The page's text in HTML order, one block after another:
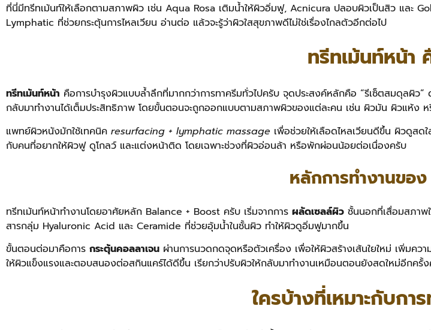
ที่นี่มีทรีทเม้นท์ให้เลือกตามสภาพผิว เช่น Aqua Rosa เติมน้ำให้ผิวอิ่มฟู, Acnicura ปลอบผิวเป็นสิว และ
Lymphatic ที่ช่วยกระตุ้นการไหลเวียน อ่านต่อ แล้วจะรู้ว่าผิวใสสุขภาพดีไม่ใช่เรื่องไกลตัวอีกต่อไป
ทรีทเม้นท์หน้า
ทรีทเม้นท์หน้า คือการบำรุงผิวแบบล้ำลึกที่มากกว่าการทาครีมทั่วไปครับ จุดประสงค์หลักคือ “รีเซ็ตสมดุลผิว
กลับมาทำงานได้เต็มประสิทธิภาพ โดยขั้นตอนจะถูกออกแบบตามสภาพผิวของแต่ละคน เช่น ผิวมัน ผิวแห้ง
แพทย์ผิวหนังมักใช้เทคนิค resurfacing + lymphatic massage เพื่อช่วยให้เลือดไหลเวียนดีขึ้น ผิวดูสด
กับคนที่อยากให้ผิวฟู ดูโกลว์ และแต่งหน้าติด โดยเฉพาะช่วงที่ผิวอ่อนล้า หรือพักผ่อนน้อยต่อเนื่องครับ
หลักการทำงานขอ
ทรีทเม้นท์หน้าทำงานโดยอาศัยหลัก Balance + Boost ครับ เริ่มจากการ ผลัดเซลล์ผิว ชั้นนอกที่เสื่อมสภาพ
สารกลุ่ม Hyaluronic Acid และ Ceramide ที่ช่วยอุ้มน้ำในชั้นผิว ทำให้ผิวดูอิ่มฟูมากขึ้น
ขั้นตอนต่อมาคือการ กระตุ้นคอลลาเจน ผ่านการนวดกดจุดหรือตัวเครื่อง เพื่อให้ผิวสร้างเส้นใยใหม่ เพิ่มค
ให้ผิวแข็งแรงและตอบสนองต่อสกินแคร์ได้ดีขึ้น เรียกว่าปรับผิวให้กลับมาทำงานเหมือนตอนยังสดใหม่อีกครั้
ใครบ้างที่เหมาะกับกา